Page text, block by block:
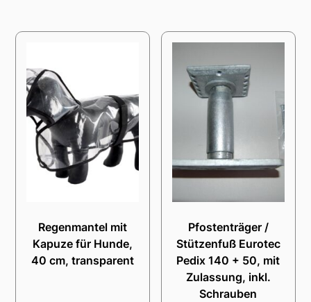
Regenmantel mit
Kapuze für Hunde,
40 cm, transparent
Pfostenträger /
Stützenfuß Eurotec
Pedix 140 + 50, mit
Zulassung, inkl.
Schrauben